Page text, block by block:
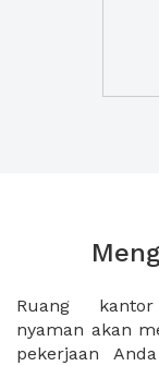
Ruang
nyaman akan
pekerjaan
dapat
pengurusan
usaha baru